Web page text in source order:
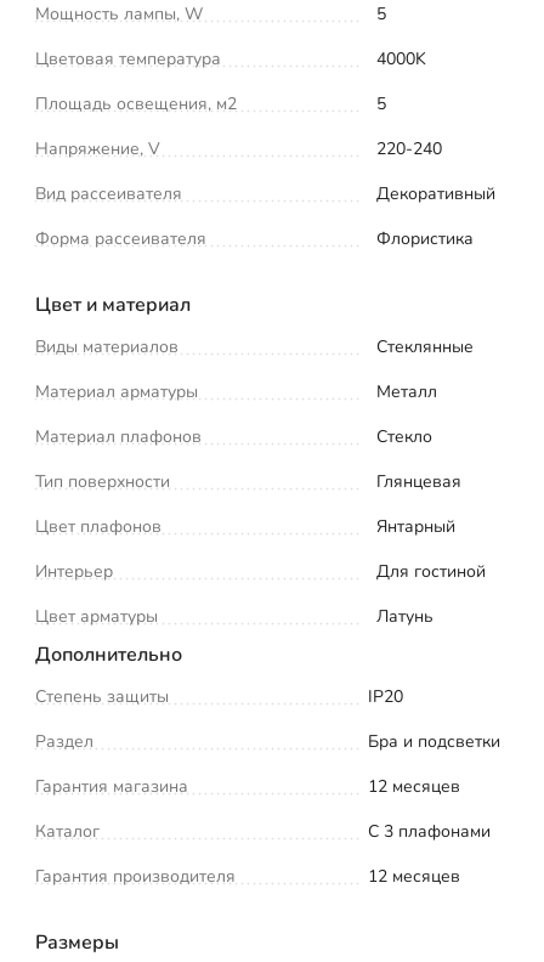
Мощность лампы, W
5
Цветовая температура
4000K
Площадь освещения, м2
5
Напряжение, V
220-240
Вид рассеивателя
Декоративный
Форма рассеивателя
Флористика
Цвет и материал
Виды материалов
Стеклянные
Материал арматуры
Металл
Материал плафонов
Стекло
Тип поверхности
Глянцевая
Цвет плафонов
Янтарный
Интерьер
Для гостиной
Цвет арматуры
Латунь
Дополнительно
Степень защиты
IP20
Раздел
Бра и подсветки
Гарантия магазина
12 месяцев
Каталог
С 3 плафонами
Гарантия производителя
12 месяцев
Размеры